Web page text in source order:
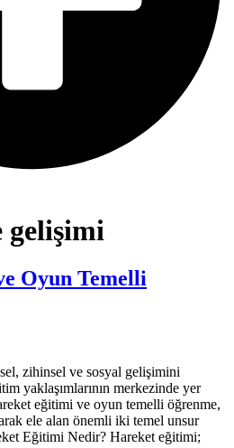
gelişimi
Oyun Temelli
zihinsel ve sosyal gelişimini
yaklaşımlarının merkezinde yer
eğitimi ve oyun temelli öğrenme,
ele alan önemli iki temel unsur
Eğitimi Nedir? Hareket eğitimi;